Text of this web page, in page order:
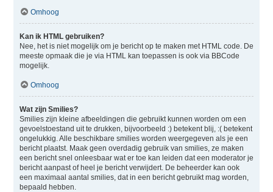
Omhoog
Kan ik HTML gebruiken?
Nee, het is niet mogelijk om je bericht op te maken met HTML code. De
meeste opmaak die je via HTML kan toepassen is ook via BBCode
mogelijk.
Omhoog
Wat zijn Smilies?
Smilies zijn kleine afbeeldingen die gebruikt kunnen worden om een
gevoelstoestand uit te drukken, bijvoorbeeld :) betekent blij, :( betekent
ongelukkig. Alle beschikbare smilies worden weergegeven als je een
bericht plaatst. Maak geen overdadig gebruik van smilies, ze maken
een bericht snel onleesbaar wat er toe kan leiden dat een moderator je
bericht aanpast of heel je bericht verwijdert. De beheerder kan ook
een maximaal aantal smilies, dat in een bericht gebruikt mag worden,
bepaald hebben.